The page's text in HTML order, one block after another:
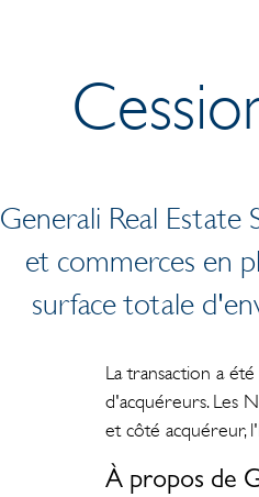
Generali Real Estate
et commerces en
surface totale
La transaction a
d'acquéreurs. Les
et côté acquéreur,
À propos de